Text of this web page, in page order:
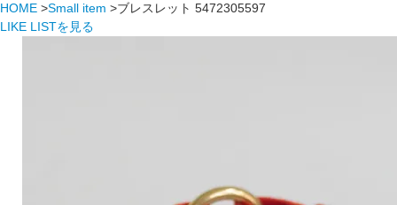
HOME >Small item >ブレスレット 5472305597
LIKE LISTを見る